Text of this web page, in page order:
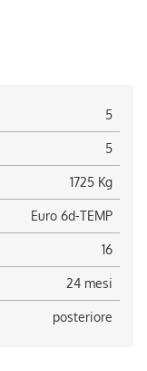
5
5
1725 Kg
Euro 6d-TEMP
16
24 mesi
posteriore